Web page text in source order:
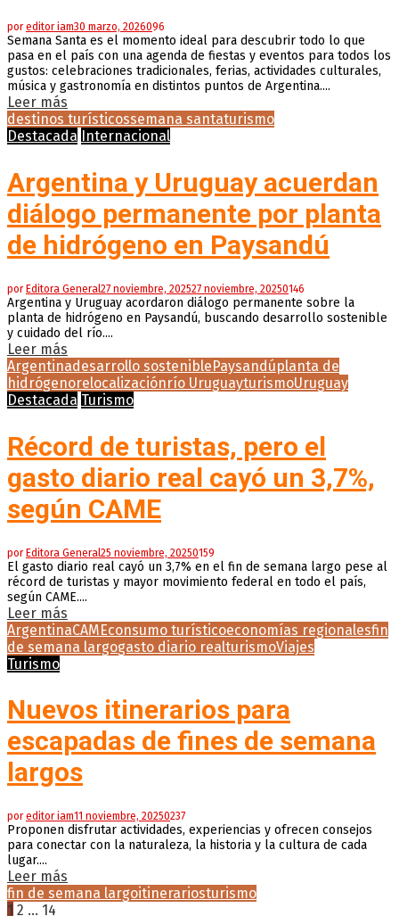
poreditor iam30 marzo, 2026096
Semana Santa es el momento ideal para descubrir todo lo que
pasa en el país con una agenda de fiestas y eventos para todos los
gustos: celebraciones tradicionales, ferias, actividades culturales,
música y gastronomía en distintos puntos de Argentina....
Leer más
destinos turísticossemana santaturismo
Destacada Internacional
Argentina y Uruguay acuerdan
diálogo permanente por planta
de hidrógeno en Paysandú
porEditora General27 noviembre, 202527 noviembre, 20250146
Argentina y Uruguay acordaron diálogo permanente sobre la
planta de hidrógeno en Paysandú, buscando desarrollo sostenible
y cuidado del río....
Leer más
Argentinadesarrollo sosteniblePaysandúplanta de
hidrógenorelocalizaciónrío UruguayturismoUruguay
Destacada Turismo
Récord de turistas, pero el
gasto diario real cayó un 3,7%,
según CAME
porEditora General25 noviembre, 20250159
El gasto diario real cayó un 3,7% en el fin de semana largo pese al
récord de turistas y mayor movimiento federal en todo el país,
según CAME....
Leer más
ArgentinaCAMEconsumo turísticoeconomías regionalesfin
de semana largogasto diario realturismoViajes
Turismo
Nuevos itinerarios para
escapadas de fines de semana
largos
poreditor iam11 noviembre, 20250237
Proponen disfrutar actividades, experiencias y ofrecen consejos
para conectar con la naturaleza, la historia y la cultura de cada
lugar....
Leer más
fin de semana largoitinerariosturismo
1 2 … 14